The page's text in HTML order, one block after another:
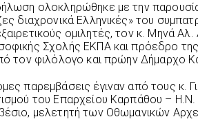
ολοκληρώθηκε με την
διαχρονικά Ελληνικές» του
ομιλητές, τον κ. Μηνά Αλ.
Σχολής ΕΚΠΑ και πρόεδρο της
τον φιλόλογο και πρώην Δήμαρχο
παρεμβάσεις έγιναν από τους κ.
του Επαρχείου Καρπάθου –
μελετητή των Οθωμανικών